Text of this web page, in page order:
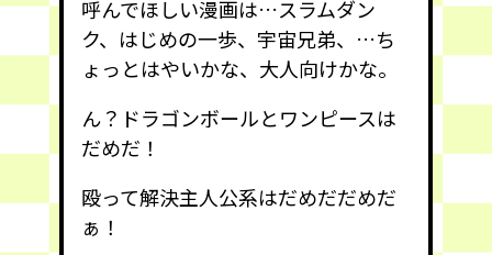
呼んでほしい漫画は…スラムダン
ク、はじめの一歩、宇宙兄弟、…ち
ょっとはやいかな、大人向けかな。
ん？ドラゴンボールとワンピースは
だめだ！
殴って解決主人公系はだめだだめだ
ぁ！